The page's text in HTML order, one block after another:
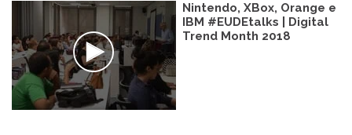
Nintendo, XBox, Orange e
IBM #EUDEtalks | Digital
Trend Month 2018